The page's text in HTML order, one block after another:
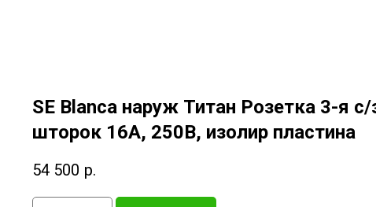
SE Blanca наруж Титан Розетка 3-я с/
шторок 16А, 250В, изолир пластина
54 500 р.